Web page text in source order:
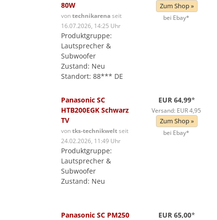
80W
vontechnikarenaseit
16.07.2026, 14:25 Uhr
Produktgruppe:
Lautsprecher &
Subwoofer
Zustand: Neu
Standort: 88*** DE
Zum Shop »
bei Ebay*
Panasonic SC
HTB200EGK Schwarz
TV
vontks-technikweltseit
24.02.2026, 11:49 Uhr
Produktgruppe:
Lautsprecher &
Subwoofer
Zustand: Neu
EUR 64,99*
Versand: EUR 4,95
Zum Shop »
bei Ebay*
Panasonic SC PM250
EUR 65,00*